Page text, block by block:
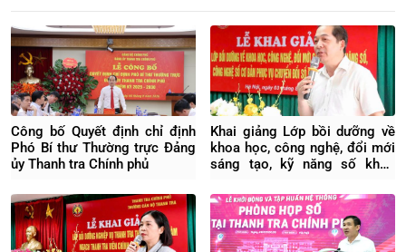
Công bố Quyết định chỉ định
Phó Bí thư Thường trực Đảng
ủy Thanh tra Chính phủ
Khai giảng Lớp bồi dưỡng về
khoa học, công nghệ, đổi mới
sáng tạo, kỹ năng số khóa